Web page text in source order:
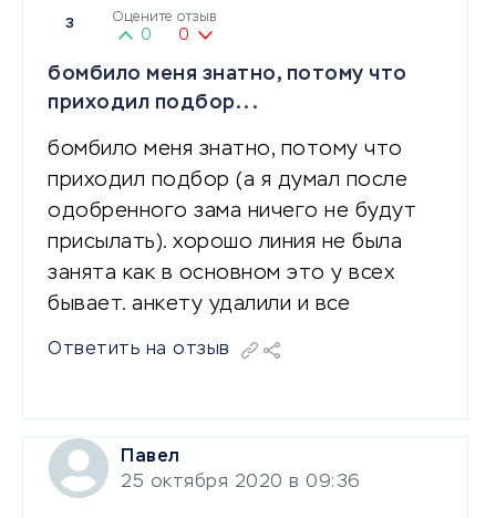
3 Оцените отзыв
0 0
бомбило меня знатно, потому что
приходил подбор...
бомбило меня знатно, потому что
приходил подбор (а я думал после
одобренного зама ничего не будут
присылать). хорошо линия не была
занята как в основном это у всех
бывает. анкету удалили и все
Ответить на отзыв
Павел
25 октября 2020 в 09:36